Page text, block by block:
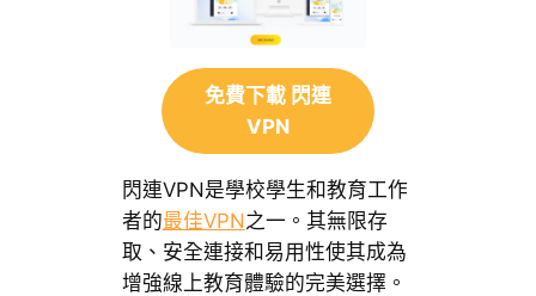
免費下載 閃連
VPN
閃連VPN是學校學生和教育工作
者的最佳VPN之一。其無限存
取、安全連接和易用性使其成為
增強線上教育體驗的完美選擇。